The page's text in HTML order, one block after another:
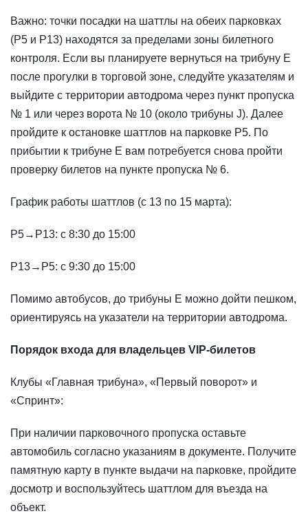
Важно: точки посадки на шаттлы на обеих парковках
(P5 и P13) находятся за пределами зоны билетного
контроля. Если вы планируете вернуться на трибуну E
после прогулки в торговой зоне, следуйте указателям и
выйдите с территории автодрома через пункт пропуска
№ 1 или через ворота № 10 (около трибуны J). Далее
пройдите к остановке шаттлов на парковке P5. По
прибытии к трибуне E вам потребуется снова пройти
проверку билетов на пункте пропуска № 6.
График работы шаттлов (с 13 по 15 марта):
P5→P13: с 8:30 до 15:00
P13→P5: с 9:30 до 15:00
Помимо автобусов, до трибуны E можно дойти пешком,
ориентируясь на указатели на территории автодрома.
Порядок входа для владельцев VIP-билетов
Клубы «Главная трибуна», «Первый поворот» и
«Спринт»:
При наличии парковочного пропуска оставьте
автомобиль согласно указаниям в документе. Получите
памятную карту в пункте выдачи на парковке, пройдите
досмотр и воспользуйтесь шаттлом для въезда на
объект.